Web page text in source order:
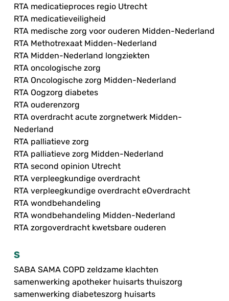
RTA medicatieproces regio Utrecht
RTA medicatieveiligheid
RTA medische zorg voor ouderen Midden-Nederland
RTA Methotrexaat Midden-Nederland
RTA Midden-Nederland longziekten
RTA oncologische zorg
RTA Oncologische zorg Midden-Nederland
RTA Oogzorg diabetes
RTA ouderenzorg
RTA overdracht acute zorgnetwerk Midden-
Nederland
RTA palliatieve zorg
RTA palliatieve zorg Midden-Nederland
RTA second opinion Utrecht
RTA verpleegkundige overdracht
RTA verpleegkundige overdracht eOverdracht
RTA wondbehandeling
RTA wondbehandeling Midden-Nederland
RTA zorgoverdracht kwetsbare ouderen
S
SABA SAMA COPD zeldzame klachten
samenwerking apotheker huisarts thuiszorg
samenwerking diabeteszorg huisarts